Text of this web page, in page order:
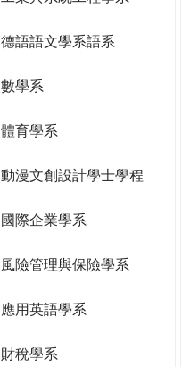
德語語文學系語系
數學系
體育學系
動漫文創設計學士學程
國際企業學系
風險管理與保險學系
應用英語學系
財稅學系